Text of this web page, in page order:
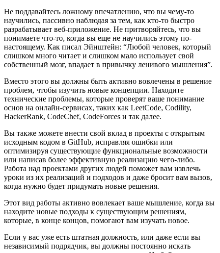
Не поддавайтесь ложному впечатлению, что вы чему-то
научились, пассивно наблюдая за тем, как кто-то быстро
разрабатывает веб-приложение. Не притворяйтесь, что вы
понимаете что-то, когда вы еще не научились этому по-
настоящему. Как писал Эйнштейн: “Любой человек, который
слишком много читает и слишком мало использует свой
собственный мозг, впадает в привычку ленивого мышления”.
Вместо этого вы должны быть активно вовлечены в решение
проблем, чтобы изучить новые концепции. Находите
технические проблемы, которые проверят ваше понимание
основ на онлайн-сервисах, таких как LeetCode, Codility,
HackerRank, CodeChef, CodeForces и так далее.
Вы также можете внести свой вклад в проекты с открытым
исходным кодом в GitHub, исправляя ошибки или
оптимизируя существующие функциональные возможности
или написав более эффективную реализацию чего-либо.
Работа над проектами других людей поможет вам извлечь
уроки из их реализаций и подходов и даже бросит вам вызов,
когда нужно будет придумать новые решения.
Этот вид работы активно вовлекает ваше мышление, когда вы
находите новые подходы к существующим решениям,
которые, в конце концов, помогают вам изучать новое.
Если у вас уже есть штатная должность, или даже если вы
независимый подрядчик, вы должны постоянно искать